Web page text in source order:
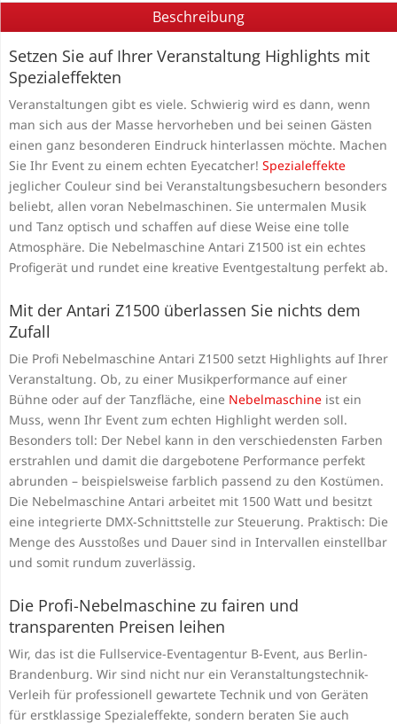
Beschreibung
Setzen Sie auf Ihrer Veranstaltung Highlights mit
Spezialeffekten
Veranstaltungen gibt es viele. Schwierig wird es dann, wenn
man sich aus der Masse hervorheben und bei seinen Gästen
einen ganz besonderen Eindruck hinterlassen möchte. Machen
Sie Ihr Event zu einem echten Eyecatcher! Spezialeffekte
jeglicher Couleur sind bei Veranstaltungsbesuchern besonders
beliebt, allen voran Nebelmaschinen. Sie untermalen Musik
und Tanz optisch und schaffen auf diese Weise eine tolle
Atmosphäre. Die Nebelmaschine Antari Z1500 ist ein echtes
Profigerät und rundet eine kreative Eventgestaltung perfekt ab.
Mit der Antari Z1500 überlassen Sie nichts dem
Zufall
Die Profi Nebelmaschine Antari Z1500 setzt Highlights auf Ihrer
Veranstaltung. Ob, zu einer Musikperformance auf einer
Bühne oder auf der Tanzfläche, eine Nebelmaschine ist ein
Muss, wenn Ihr Event zum echten Highlight werden soll.
Besonders toll: Der Nebel kann in den verschiedensten Farben
erstrahlen und damit die dargebotene Performance perfekt
abrunden – beispielsweise farblich passend zu den Kostümen.
Die Nebelmaschine Antari arbeitet mit 1500 Watt und besitzt
eine integrierte DMX-Schnittstelle zur Steuerung. Praktisch: Die
Menge des Ausstoßes und Dauer sind in Intervallen einstellbar
und somit rundum zuverlässig.
Die Profi-Nebelmaschine zu fairen und
transparenten Preisen leihen
Wir, das ist die Fullservice-Eventagentur B-Event, aus Berlin-
Brandenburg. Wir sind nicht nur ein Veranstaltungstechnik-
Verleih für professionell gewartete Technik und von Geräten
für erstklassige Spezialeffekte, sondern beraten Sie auch